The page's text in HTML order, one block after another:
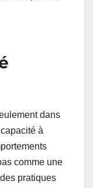
dans
à
comme une
pratiques